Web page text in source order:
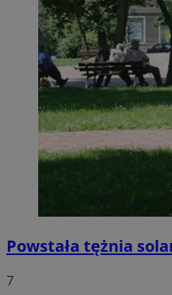
Powstała tężnia
7